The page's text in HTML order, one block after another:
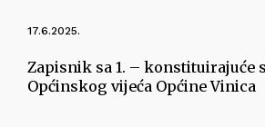
17.6.2025.
Zapisnik sa 1. – konstituirajuće
Općinskog vijeća Općine Vinica